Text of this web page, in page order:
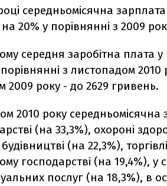
середньомісячна
20% у порівнянні з 2009
середня заробітна плата у
порівнянні з листопадом 2010
2009 року - до 2629 гривень.
2010 року середньомісячна
(на 33,3%), охороні
(на 22,3%),
господарстві (на 19,4%),
послуг (на 18,3%), в